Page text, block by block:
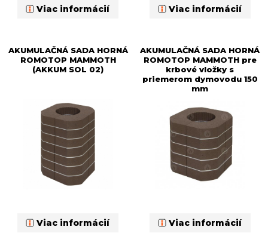
Viac informácií Viac informácií
AKUMULAČNÁ SADA HORNÁ
ROMOTOP MAMMOTH
(AKKUM SOL 02)
Viac informácií
AKUMULAČNÁ SADA HORNÁ
ROMOTOP MAMMOTH pre
krbové vložky s
priemerom dymovodu 150
mm
Viac informácií